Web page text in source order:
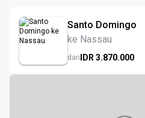
Santo Domingo
ke Nassau
dariIDR 3.870.000